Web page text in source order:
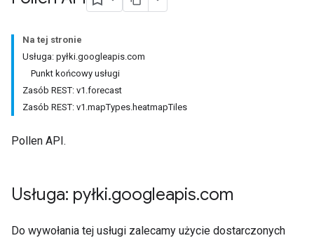
Na tej stronie
Usługa: pyłki.googleapis.com
Punkt końcowy usługi
Zasób REST: v1.forecast
Zasób REST: v1.mapTypes.heatmapTiles
Pollen API.
Usługa: pyłki.googleapis.com
Do wywołania tej usługi zalecamy użycie dostarczonych